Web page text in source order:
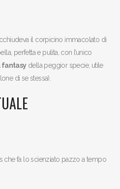
il corpicino immacolato di
perfetta e pulita, con l’unico
fantasydella peggior specie, utile
di se stessa).
che fa lo scienziato pazzo a tempo